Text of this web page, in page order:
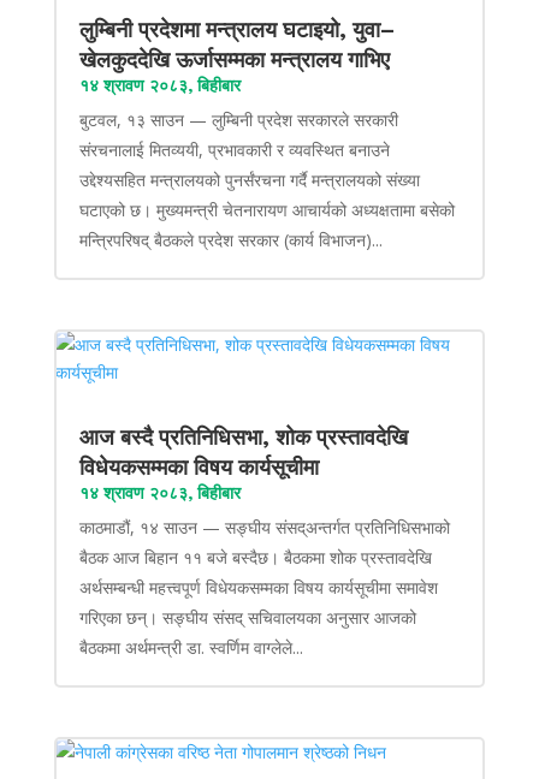
लुम्बिनी प्रदेशमा मन्त्रालय घटाइयो, युवा–
खेलकुददेखि ऊर्जासम्मका मन्त्रालय गाभिए
१४ श्रावण २०८३, बिहीबार
बुटवल, १३ साउन — लुम्बिनी प्रदेश सरकारले सरकारी
संरचनालाई मितव्ययी, प्रभावकारी र व्यवस्थित बनाउने
उद्देश्यसहित मन्त्रालयको पुनर्संरचना गर्दै मन्त्रालयको संख्या
घटाएको छ। मुख्यमन्त्री चेतनारायण आचार्यको अध्यक्षतामा बसेको
मन्त्रिपरिषद् बैठकले प्रदेश सरकार (कार्य विभाजन)...
आज बस्दै प्रतिनिधिसभा, शोक प्रस्तावदेखि
विधेयकसम्मका विषय कार्यसूचीमा
१४ श्रावण २०८३, बिहीबार
काठमाडौं, १४ साउन — सङ्घीय संसद्अन्तर्गत प्रतिनिधिसभाको
बैठक आज बिहान ११ बजे बस्दैछ। बैठकमा शोक प्रस्तावदेखि
अर्थसम्बन्धी महत्त्वपूर्ण विधेयकसम्मका विषय कार्यसूचीमा समावेश
गरिएका छन्। सङ्घीय संसद् सचिवालयका अनुसार आजको
बैठकमा अर्थमन्त्री डा. स्वर्णिम वाग्लेले...